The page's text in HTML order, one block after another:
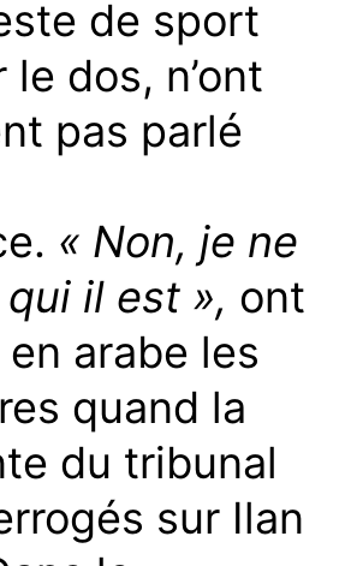
de sport
dos, n’ont
pas parlé
« Non, je ne
il est », ont
arabe les
quand la
du tribunal
sur Ilan